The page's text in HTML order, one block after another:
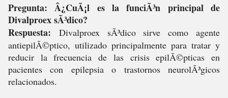
Pregunta: Â¿CuÃ¡l es la funciÃ³n principal de
Divalproex sÃ³dico?
Respuesta: Divalproex sÃ³dico sirve como agente
antiepilÃ©ptico, utilizado principalmente para tratar y
reducir la frecuencia de las crisis epilÃ©pticas en
pacientes con epilepsia o trastornos neurolÃ³gicos
relacionados.